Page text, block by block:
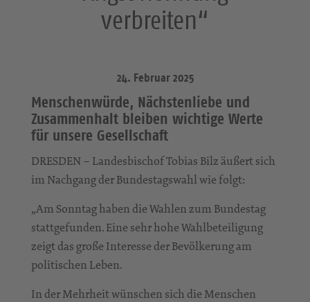
verbreiten“
24. Februar 2025
Menschenwürde, Nächstenliebe und
Zusammenhalt bleiben wichtige Werte
für unsere Gesellschaft
DRESDEN – Landesbischof Tobias Bilz äußert sich
im Nachgang der Bundestagswahl wie folgt:
„Am Sonntag haben die Wahlen zum Bundestag
stattgefunden. Eine sehr hohe Wahlbeteiligung
zeigt das große Interesse der Bevölkerung am
politischen Leben.
In der Mehrheit wünschen sich die Menschen